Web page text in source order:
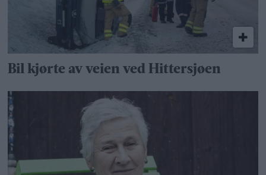
Bil kjørte av veien ved Hittersjøen